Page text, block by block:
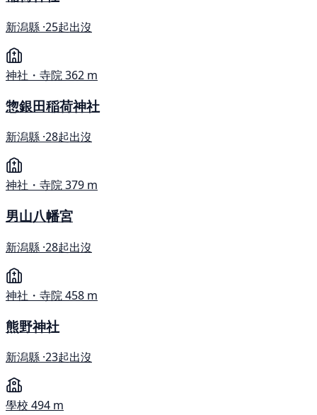
新潟縣 ·25起出沒
神社・寺院362 m
惣銀田稲荷神社
新潟縣 ·28起出沒
神社・寺院379 m
男山八幡宮
新潟縣 ·28起出沒
神社・寺院458 m
熊野神社
新潟縣 ·23起出沒
學校 494 m